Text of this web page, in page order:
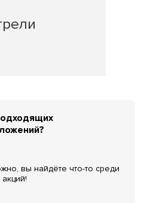
вы найдёте что-то среди